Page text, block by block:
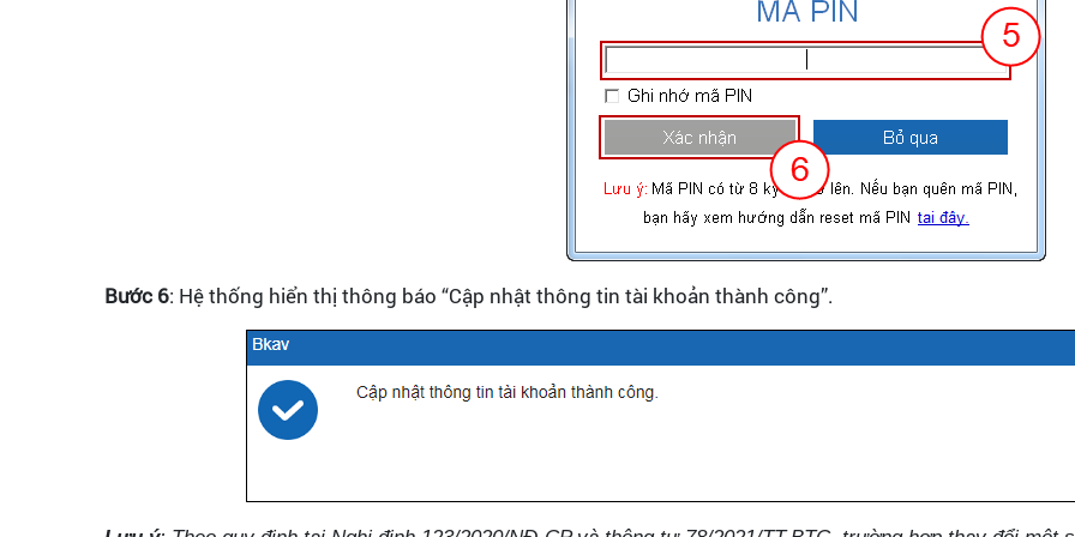
Bước 6: Hệ thống hiển thị thông báo “Cập nhật thông tin tài khoản thành công”.